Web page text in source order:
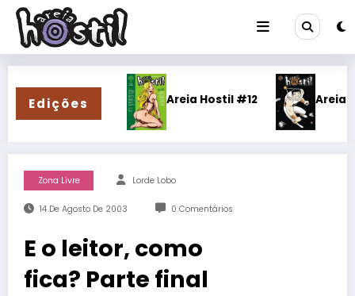
Pular
para
conteúdo
Edições
Hostil #13 Areia Hostil #12 Areia Hostil
Zona Livre Lorde Lobo
14 De Agosto De 2003 0 Comentários
E o leitor, como
fica? Parte final